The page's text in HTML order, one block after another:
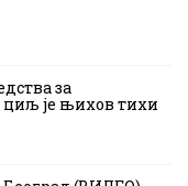
за
је њихов тихи